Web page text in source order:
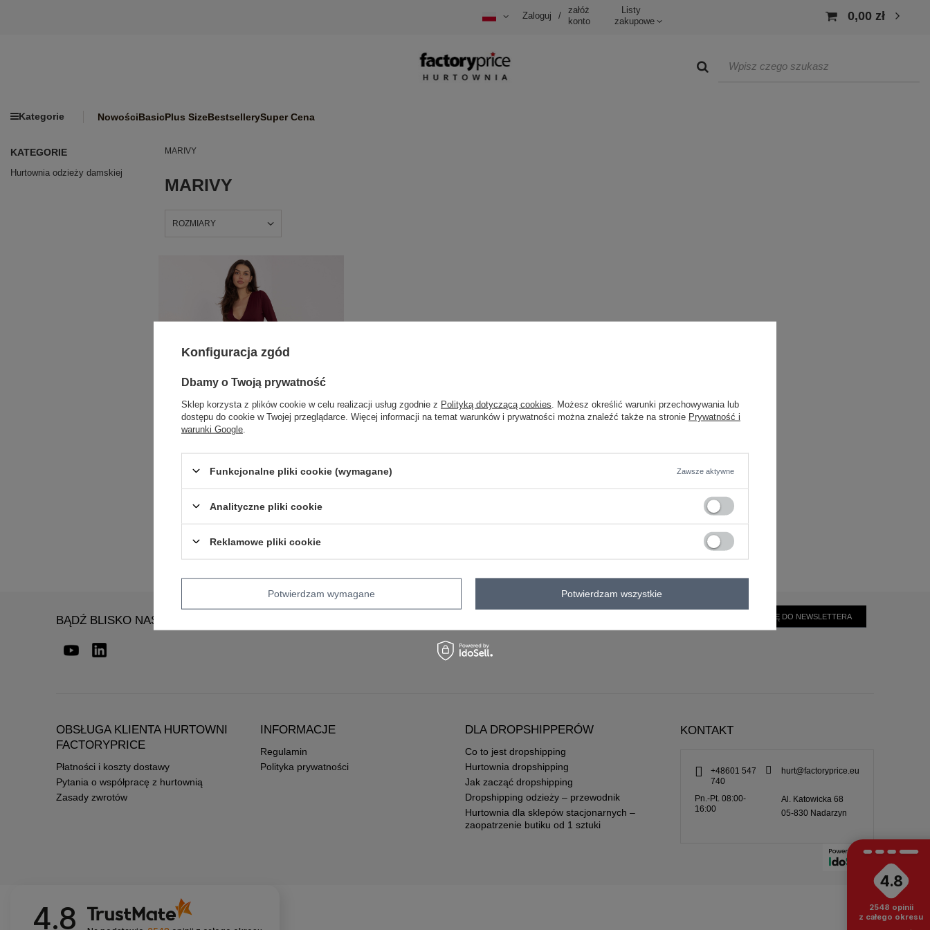
Zaloguj /
załóż
konto
Listy
zakupowe
0,00 zł
Kategorie NowościBasicPlus SizeBestsellerySuper Cena
KATEGORIE
Hurtownia odzieży damskiej
MARIVY
MARIVY
ROZMIARY
Zaloguj się i zobacz cenę
BĄDŹ BLISKO NAS ZAPISZ SIĘ DO NEWSLETTERA
OBSŁUGA KLIENTA HURTOWNI
FACTORYPRICE
Płatności i koszty dostawy
Pytania o współpracę z hurtownią
Zasady zwrotów
INFORMACJE
Regulamin
Polityka prywatności
DLA DROPSHIPPERÓW
Co to jest dropshipping
Hurtownia dropshipping
Jak zacząć dropshipping
Dropshipping odzieży – przewodnik
Hurtownia dla sklepów stacjonarnych –
zaopatrzenie butiku od 1 sztuki
KONTAKT
+48601 547
740
hurt@factoryprice.eu
Pn.-Pt. 08:00-
16:00
Al. Katowicka 68
05-830 Nadarzyn
4.8
4.8
2548 opinii
z całego okresu
Konfiguracja zgód
Dbamy o Twoją prywatność
Sklep korzysta z plików cookie w celu realizacji usług zgodnie z Polityką dotyczącą cookies . Możesz określić warunki przechowywania lub
dostępu do cookie w Twojej przeglądarce. Więcej informacji na temat warunków i prywatności można znaleźć także na stronie Prywatność i
warunki Google
Funkcjonalne pliki cookie (wymagane) Zawsze aktywne
Analityczne pliki cookie
Reklamowe pliki cookie
Potwierdzam wymagane Potwierdzam wszystkie